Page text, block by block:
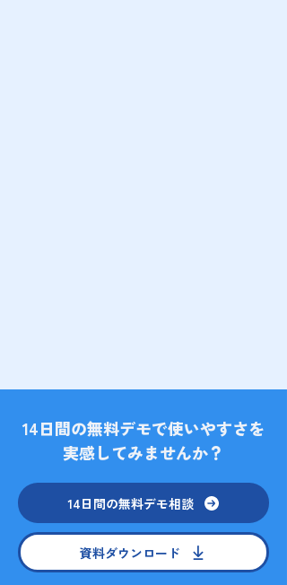
14日間の無料デモで使いやすさを
実感してみませんか？
14日間の無料デモ相談
資料ダウンロード